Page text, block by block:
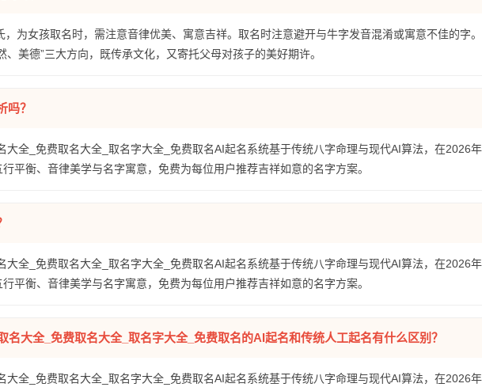
为女孩取名时，需注意音律优美、寓意吉祥。取名时注意避开与牛字发音混淆或寓意不佳的字
、美德”三大方向，既传承文化，又寄托父母对孩子的美好期许。
吗？
大全_免费取名大全_取名字大全_免费取名AI起名系统基于传统八字命理与现代AI算法，在2026
平衡、音律美学与名字寓意，免费为每位用户推荐吉祥如意的名字方案。
大全_免费取名大全_取名字大全_免费取名AI起名系统基于传统八字命理与现代AI算法，在2026
平衡、音律美学与名字寓意，免费为每位用户推荐吉祥如意的名字方案。
名大全_免费取名大全_取名字大全_免费取名的AI起名和传统人工起名有什么区别？
大全_免费取名大全_取名字大全_免费取名AI起名系统基于传统八字命理与现代AI算法，在2026